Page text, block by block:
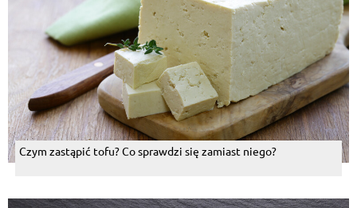
Czym zastąpić tofu? Co sprawdzi się zamiast niego?